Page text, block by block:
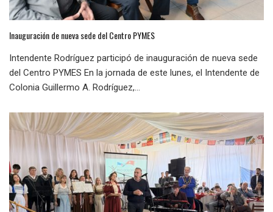
Inauguración de nueva sede del Centro PYMES
Intendente Rodríguez participó de inauguración de nueva sede
del Centro PYMES En la jornada de este lunes, el Intendente de
Colonia Guillermo A. Rodríguez,...